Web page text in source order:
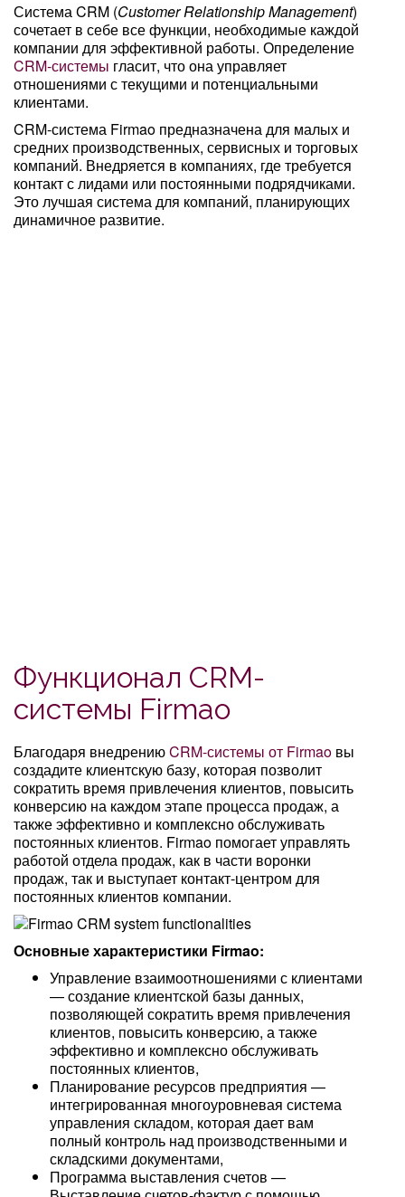
Система CRM (Customer Relationship Management)
сочетает в себе все функции, необходимые каждой
компании для эффективной работы. Определение
CRM-системы гласит, что она управляет
отношениями с текущими и потенциальными
клиентами.
CRM-система Firmao предназначена для малых и
средних производственных, сервисных и торговых
компаний. Внедряется в компаниях, где требуется
контакт с лидами или постоянными подрядчиками.
Это лучшая система для компаний, планирующих
динамичное развитие.
Функционал CRM-
системы Firmao
Благодаря внедрениюCRM-системы от Firmao вы
создадите клиентскую базу, которая позволит
сократить время привлечения клиентов, повысить
конверсию на каждом этапе процесса продаж, а
также эффективно и комплексно обслуживать
постоянных клиентов. Firmao помогает управлять
работой отдела продаж, как в части воронки
продаж, так и выступает контакт-центром для
постоянных клиентов компании.
Основные характеристики Firmao:
Управление взаимоотношениями с клиентами
— создание клиентской базы данных,
позволяющей сократить время привлечения
клиентов, повысить конверсию, а также
эффективно и комплексно обслуживать
постоянных клиентов,
Планирование ресурсов предприятия —
интегрированная многоуровневая система
управления складом, которая дает вам
полный контроль над производственными и
складскими документами,
Программа выставления счетов —